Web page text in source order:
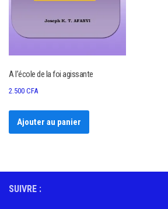
A l’école de la foi agissante
2.500 CFA
Ajouter au panier
SUIVRE :